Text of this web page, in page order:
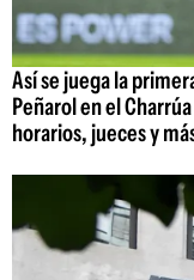
Así se juega la
Peñarol en el
horarios, jueces y